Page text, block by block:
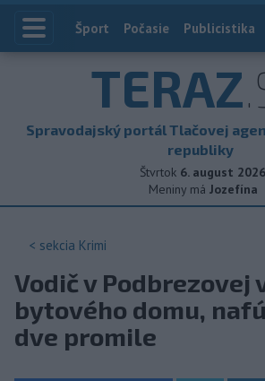
Index
Šport Počasie Publicistika
TERAZ
Spravodajský portál Tlačovej
republiky
Štvrtok 6. august 2026
Meniny má Jozefína
< sekcia Krimi
Vodič v Podbrezovej
bytového domu,
dve promile